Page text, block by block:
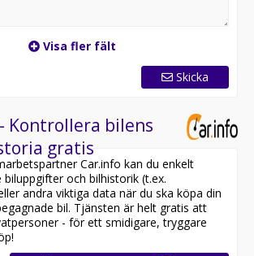
Visa fler fält
Skicka
Kontrollera bilens
gratis
Car.info kan du enkelt
och bilhistorik (t.ex.
andra viktiga data när du ska köpa din
bil. Tjänsten är helt gratis att
- för ett smidigare, tryggare